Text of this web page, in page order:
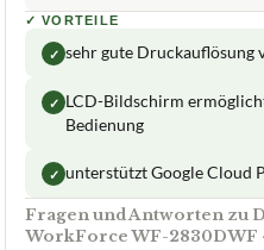
✓ VORTEILE
✓ sehr gute Druckauflösung
✓ LCD-Bildschirm
Bedienung
✓ unterstützt Google Cloud
Fragen und Antworten zu
WorkForce WF-